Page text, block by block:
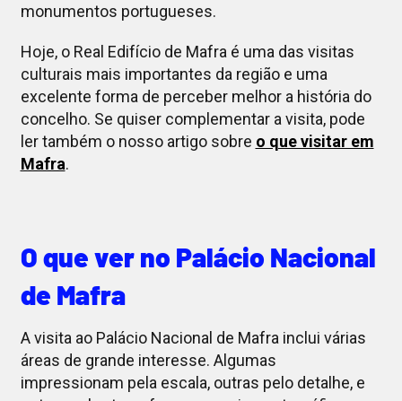
monumentos portugueses.
Hoje, o Real Edifício de Mafra é uma das visitas
culturais mais importantes da região e uma
excelente forma de perceber melhor a história do
concelho. Se quiser complementar a visita, pode
ler também o nosso artigo sobre o que visitar em
Mafra.
O que ver no Palácio Nacional
de Mafra
A visita ao Palácio Nacional de Mafra inclui várias
áreas de grande interesse. Algumas
impressionam pela escala, outras pelo detalhe, e